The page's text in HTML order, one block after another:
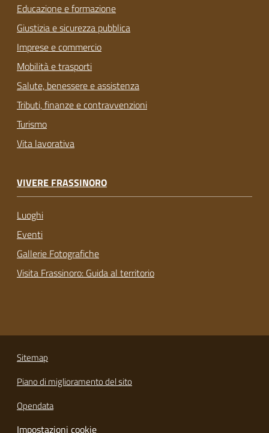
Educazione e formazione
Giustizia e sicurezza pubblica
Imprese e commercio
Mobilità e trasporti
Salute, benessere e assistenza
Tributi, finanze e contravvenzioni
Turismo
Vita lavorativa
VIVERE FRASSINORO
Luoghi
Eventi
Gallerie Fotografiche
Visita Frassinoro: Guida al territorio
Sitemap
Piano di miglioramento del sito
Opendata
Impostazioni cookie